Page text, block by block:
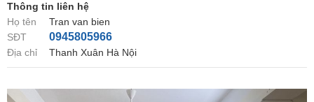
Thông tin liên hệ
Họ tên
Tran van bien
SĐT
0945805966
Địa chỉ Thanh Xuân Hà Nội